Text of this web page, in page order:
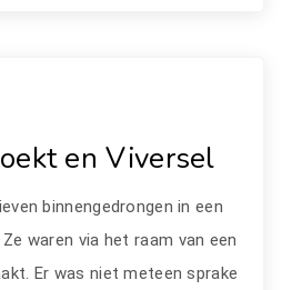
en Viversel
binnengedrongen in een
Ze waren via het raam van een
Er was niet meteen sprake